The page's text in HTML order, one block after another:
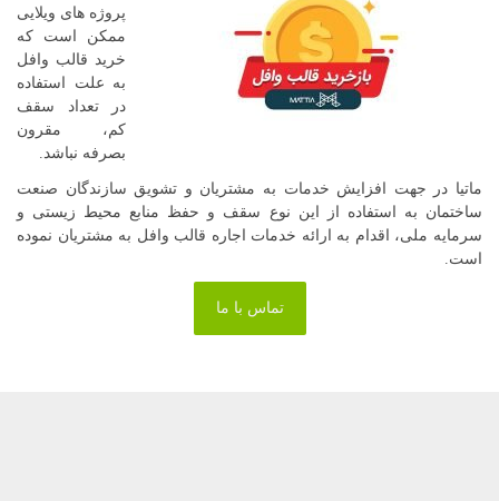
پروژه های ویلایی
ممکن است که
خرید قالب وافل
به علت استفاده
در تعداد سقف
کم، مقرون
بصرفه نباشد.
ماتیا در جهت افزایش خدمات به مشتریان و تشویق سازندگان صنعت
ساختمان به استفاده از این نوع سقف و حفظ منابع محیط زیستی و
سرمایه ملی، اقدام به ارائه خدمات اجاره قالب وافل به مشتریان نموده
است.
تماس با ما